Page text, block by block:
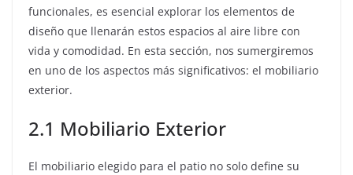
funcionales, es esencial explorar los elementos de
diseño que llenarán estos espacios al aire libre con
vida y comodidad. En esta sección, nos sumergiremos
en uno de los aspectos más significativos: el mobiliario
exterior.
2.1 Mobiliario Exterior
El mobiliario elegido para el patio no solo define su